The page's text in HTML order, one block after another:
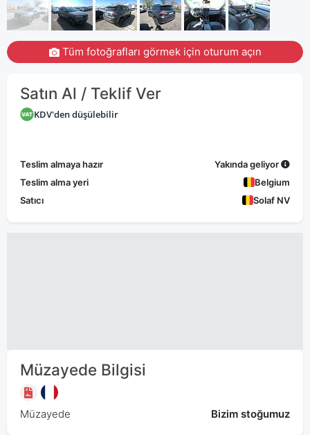
Tüm fotoğrafları görmek için oturum açın
Satın Al / Teklif Ver
KDV'den düşülebilir
Teslim almaya hazır
Yakında geliyor
Teslim alma yeri
Belgium
Satıcı
Solaf NV
Müzayede Bilgisi
Müzayede Bizim stoğumuz